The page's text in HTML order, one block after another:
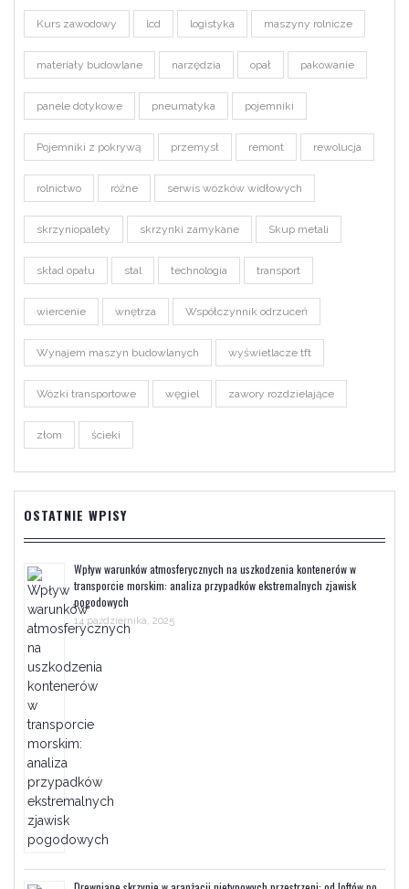
Kurs zawodowy lcd logistyka maszyny rolnicze
materiały budowlane narzędzia opał pakowanie
panele dotykowe pneumatyka pojemniki
Pojemniki z pokrywą przemysł remont rewolucja
rolnictwo różne serwis wózków widłowych
skrzyniopalety skrzynki zamykane Skup metali
skład opału stal technologia transport
wiercenie wnętrza Współczynnik odrzuceń
Wynajem maszyn budowlanych wyświetlacze tft
Wózki transportowe węgiel zawory rozdzielające
złom ścieki
OSTATNIE WPISY
Wpływ warunków atmosferycznych na uszkodzenia kontenerów w
transporcie morskim: analiza przypadków ekstremalnych zjawisk
pogodowych
14 października, 2025